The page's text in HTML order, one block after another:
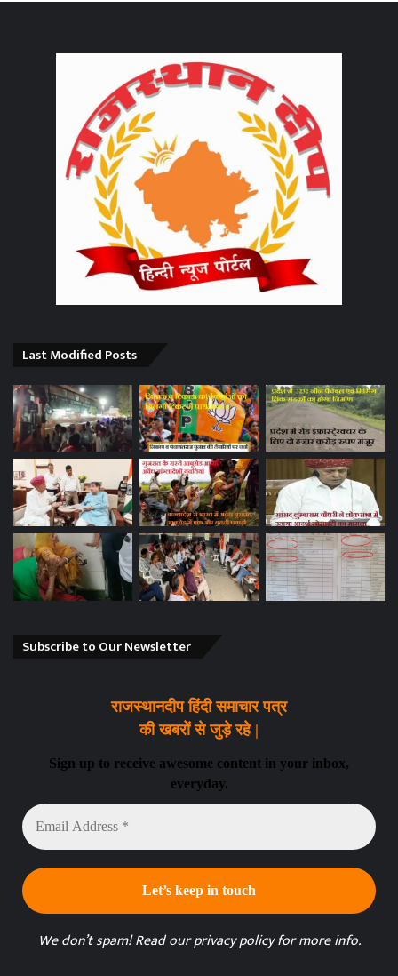
Last Modified Posts
Subscribe to Our Newsletter
राजस्थानदीप हिंदी समाचार पत्र
की खबरों से जुड़े रहे |
Sign up to receive awesome content in your inbox,
everyday.
Email
Address
*
We don’t spam! Read ourprivacy policyfor more info.